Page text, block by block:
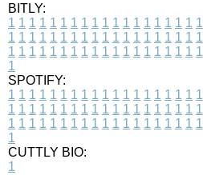
BITLY:
1 1 1 1 1 1 1 1 1 1 1 1 1 1 1 1 1 1 1
1 1 1 1 1 1 1 1 1 1 1 1 1 1 1 1 1 1 1
1 1 1 1 1 1 1 1 1 1 1 1 1 1 1 1 1 1 1
1
SPOTIFY:
1 1 1 1 1 1 1 1 1 1 1 1 1 1 1 1 1 1 1
1 1 1 1 1 1 1 1 1 1 1 1 1 1 1 1 1 1 1
1 1 1 1 1 1 1 1 1 1 1 1 1 1 1 1 1 1 1
1
CUTTLY BIO:
1